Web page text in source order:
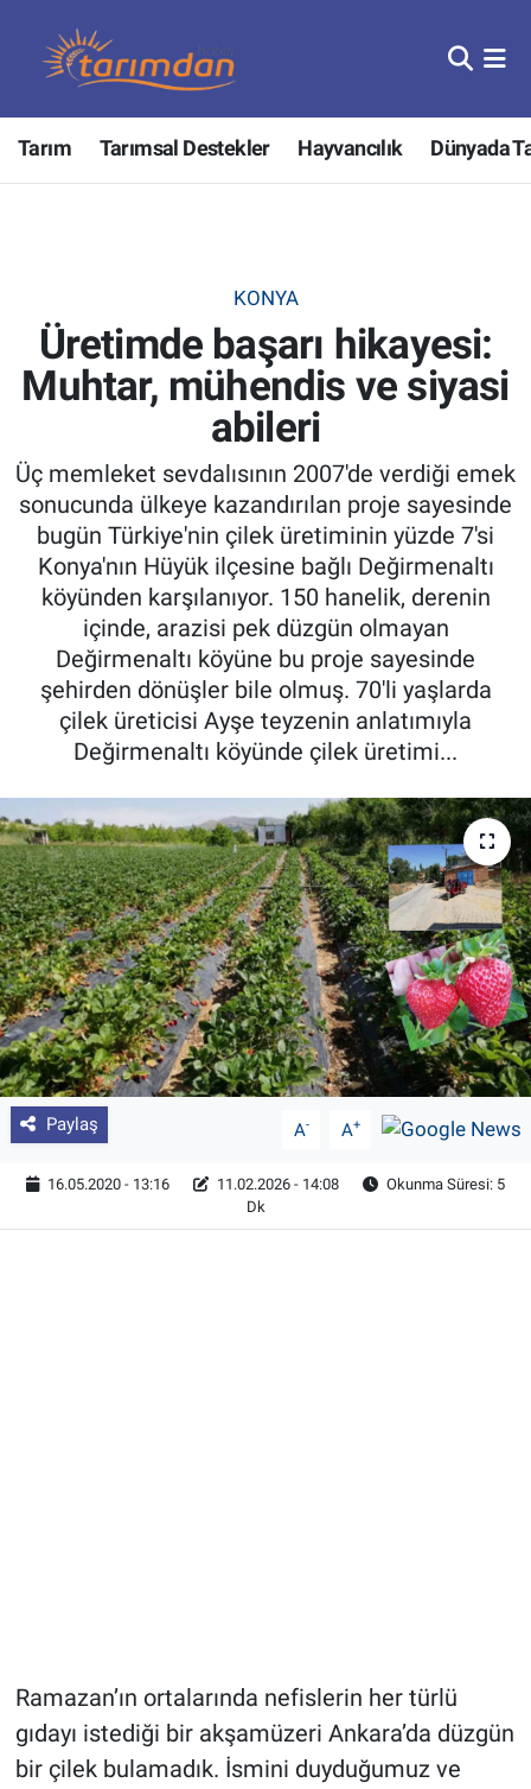
Tarım Tarımsal Destekler Hayvancılık Dünyada
KONYA
Üretimde başarı hikayesi:
Muhtar, mühendis ve siyasi
abileri
Üç memleket sevdalısının 2007'de verdiği emek
sonucunda ülkeye kazandırılan proje sayesinde
bugün Türkiye'nin çilek üretiminin yüzde 7'si
Konya'nın Hüyük ilçesine bağlı Değirmenaltı
köyünden karşılanıyor. 150 hanelik, derenin
içinde, arazisi pek düzgün olmayan
Değirmenaltı köyüne bu proje sayesinde
şehirden dönüşler bile olmuş. 70'li yaşlarda
çilek üreticisi Ayşe teyzenin anlatımıyla
Değirmenaltı köyünde çilek üretimi...
Paylaş A- A+
16.05.2020 - 13:16 11.02.2026 - 14:08
Okunma Süresi: 5
Dk
Ramazan’ın ortalarında nefislerin her türlü
gıdayı istediği bir akşamüzeri Ankara’da düzgün
bir çilek bulamadık. İsmini duyduğumuz ve
Tarım
Hayvancılık
Tarımsal Destekler
Tarım Bakanlığı
Tarım Kredi Kooperatifleri
Pankobirlik
Et fiyatları
Tarım Bilgisi
Yetiştirici Soruyor
Dünyada Tarım
Üretici Birlikleri
Şeker ve Şekerli Mamüller
Tahıllar ve Baklagiller
Tohum
Nöbetçi Eczaneler
Hava Durumu
Tüm Manşetler
Son Dakika Haberleri